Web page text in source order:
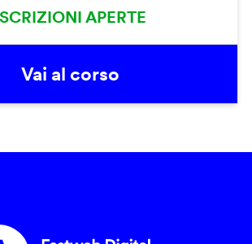
APERTE
Vai al corso